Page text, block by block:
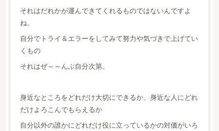
それはだれかが運んできてくれるものではないんですよ
ね。
自分でトライ＆エラーをしてみて努力や気づきで上げてい
くもの
それはぜ～～んぶ自分次第。
身近なところをどれだけ大切にできるか、身近な人にどれ
だけよろこんでもらえるか
自分以外の誰かにどれだけ役に立っているかの対価がいろ